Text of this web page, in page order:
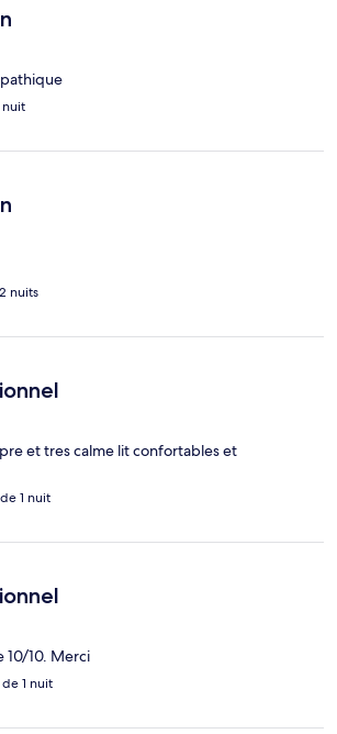
nuit
nuits
et tres calme lit confortables et
1 nuit
10/10. Merci
1 nuit